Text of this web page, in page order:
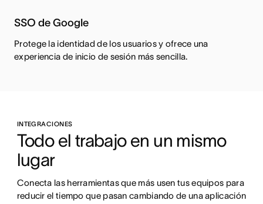
SSO de Google
Protege la identidad de los usuarios y ofrece una
experiencia de inicio de sesión más sencilla.
INTEGRACIONES
Todo el trabajo en un mismo
lugar
Conecta las herramientas que más usen tus equipos para
reducir el tiempo que pasan cambiando de una aplicación